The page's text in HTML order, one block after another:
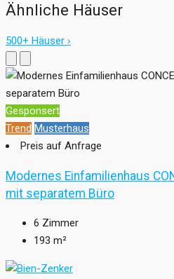
Ähnliche Häuser
500+ Häuser ›
Gesponsert
Trend Musterhaus
Preis auf Anfrage
Modernes Einfamilienhaus
mit separatem Büro
6 Zimmer
193 m²